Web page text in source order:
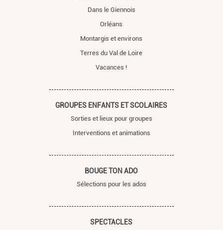
Dans le Giennois
Orléans
Montargis et environs
Terres du Val de Loire
Vacances !
GROUPES ENFANTS ET SCOLAIRES
Sorties et lieux pour groupes
Interventions et animations
BOUGE TON ADO
Sélections pour les ados
SPECTACLES